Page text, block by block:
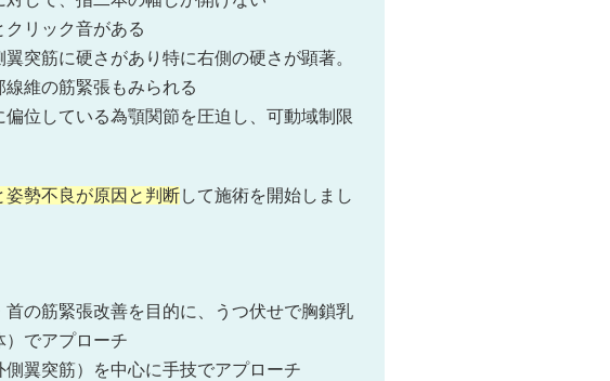
クリック音がある
突筋に硬さがあり特に右側の硬さが顕著。
線維の筋緊張もみられる
位している為顎関節を圧迫し、可動域制限
姿勢不良が原因と判断して施術を開始しまし
の筋緊張改善を目的に、うつ伏せで胸鎖乳
）でアプローチ
翼突筋）を中心に手技でアプローチ